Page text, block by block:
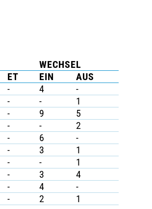
WECHSEL
ET EIN
AUS
- 4
-
- -
1
- 9
5
- -
2
- 6
-
- 3
1
- -
1
- 3
4
- 4
-
- 2
1